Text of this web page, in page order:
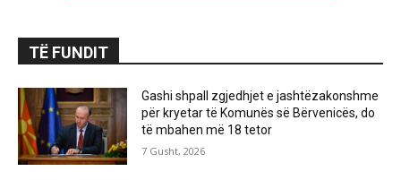
TË FUNDIT
Gashi shpall zgjedhjet e jashtëzakonshme
për kryetar të Komunës së Bërvenicës, do
të mbahen më 18 tetor
7 Gusht, 2026